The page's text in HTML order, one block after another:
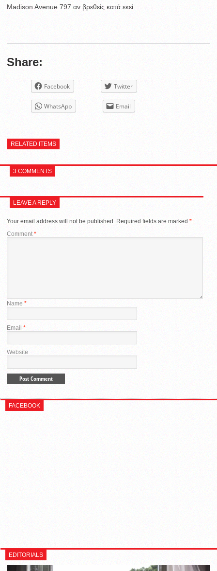
Madison Avenue 797 αν βρεθείς κατά εκεί.
Share:
Facebook Twitter
WhatsApp Email
RELATED ITEMS
3 COMMENTS
LEAVE A REPLY
Your email address will not be published. Required fields are marked *
Comment*
Name *
Email *
Website
FACEBOOK
EDITORIALS